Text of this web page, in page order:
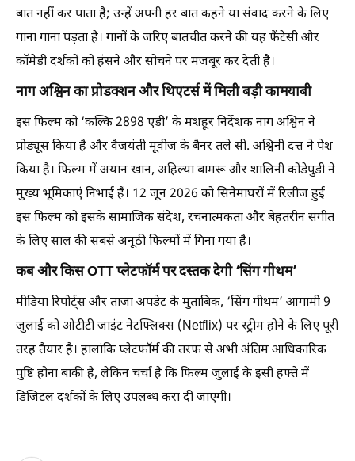
बात नहीं कर पाता है; उन्हें अपनी हर बात कहने या संवाद करने के लिए
गाना गाना पड़ता है। गानों के जरिए बातचीत करने की यह फैंटेसी और
कॉमेडी दर्शकों को हंसने और सोचने पर मजबूर कर देती है।
नाग अश्विन का प्रोडक्शन और थिएटर्स में मिली बड़ी कामयाबी
इस फिल्म को ‘कल्कि 2898 एडी’ के मशहूर निर्देशक नाग अश्विन ने
प्रोड्यूस किया है और वैजयंती मूवीज के बैनर तले सी. अश्विनी दत्त ने पेश
किया है। फिल्म में अयान खान, अहिल्या बामरू और शालिनी कोंडेपुडी ने
मुख्य भूमिकाएं निभाई हैं। 12 जून 2026 को सिनेमाघरों में रिलीज हुई
इस फिल्म को इसके सामाजिक संदेश, रचनात्मकता और बेहतरीन संगीत
के लिए साल की सबसे अनूठी फिल्मों में गिना गया है।
कब और किस OTT प्लेटफॉर्म पर दस्तक देगी ‘सिंग गीथम’
मीडिया रिपोर्ट्स और ताजा अपडेट के मुताबिक, ‘सिंग गीथम’ आगामी 9
जुलाई को ओटीटी जाइंट नेटफ्लिक्स (Netflix) पर स्ट्रीम होने के लिए पूरी
तरह तैयार है। हालांकि प्लेटफॉर्म की तरफ से अभी अंतिम आधिकारिक
पुष्टि होना बाकी है, लेकिन चर्चा है कि फिल्म जुलाई के इसी हफ्ते में
डिजिटल दर्शकों के लिए उपलब्ध करा दी जाएगी।